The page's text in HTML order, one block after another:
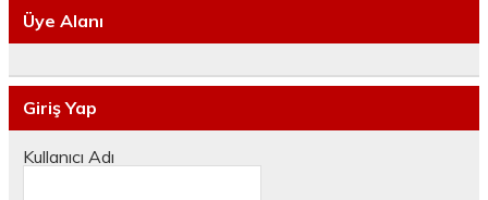
Üye Alanı
Giriş Yap
Kullanıcı Adı